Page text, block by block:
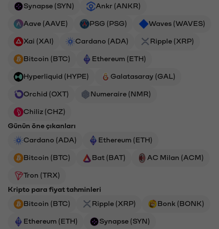
Synapse (SYN)
Ankr (ANKR)
Aave (AAVE) PSG (PSG) Waves (WAVES)
Xai (XAI) Cardano (ADA) Ripple (XRP)
Bitcoin (BTC) Ethereum (ETH)
Hyperliquid (HYPE) Galatasaray (GAL)
Orchid (OXT) Numeraire (NMR)
Chiliz (CHZ)
Günün öne çıkanları
Cardano (ADA)
Ethereum (ETH)
Bitcoin (BTC) Bat (BAT) AC Milan (ACM)
Tron (TRX)
Kripto para fiyat tahminleri
Bitcoin (BTC)
Ripple (XRP) Bonk (BONK)
Ethereum (ETH) Synapse (SYN)